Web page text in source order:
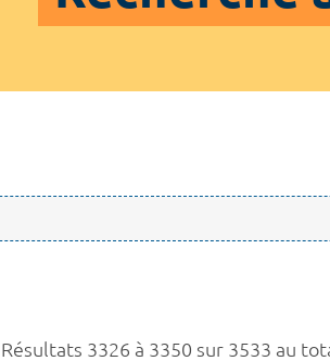
Résultats 3326 à 3350 sur 3533 au